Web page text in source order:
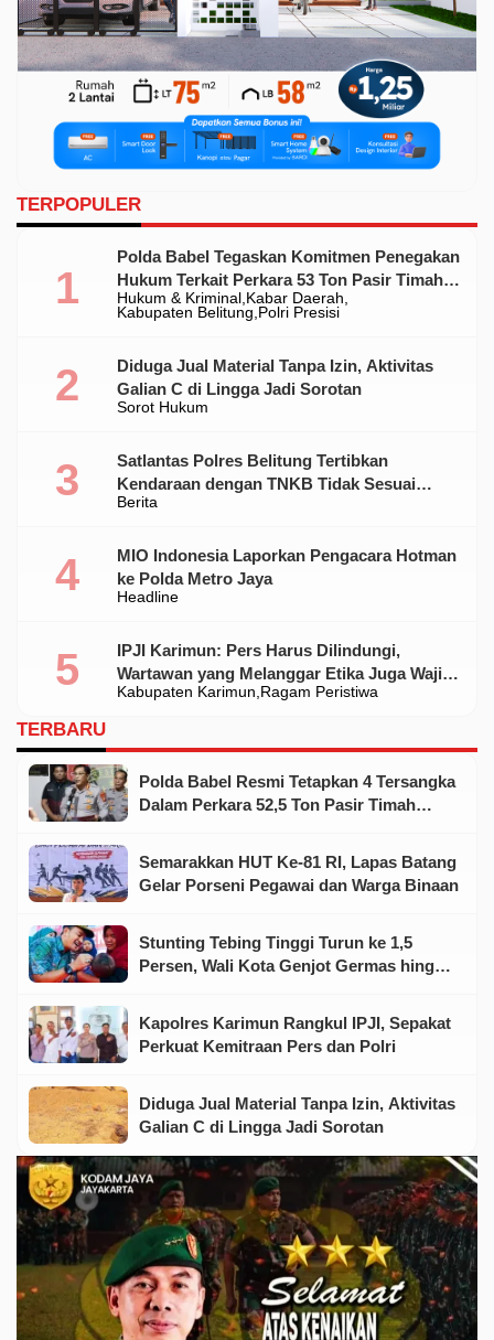
TERPOPULER
Hukum & Kriminal Kabar Daerah
Kabupaten Belitung Polri Presisi
Polda Babel Tegaskan Komitmen Penegakan
Hukum Terkait Perkara 53 Ton Pasir Timah
Ilegal Di Belitung
Sorot Hukum
Diduga Jual Material Tanpa Izin, Aktivitas
Galian C di Lingga Jadi Sorotan
Berita
Satlantas Polres Belitung Tertibkan
Kendaraan dengan TNKB Tidak Sesuai
Standar
Headline
MIO Indonesia Laporkan Pengacara Hotman
ke Polda Metro Jaya
Kabupaten Karimun Ragam Peristiwa
IPJI Karimun: Pers Harus Dilindungi,
Wartawan yang Melanggar Etika Juga Wajib
Dikoreksi
TERBARU
Polda Babel Resmi Tetapkan 4 Tersangka
Dalam Perkara 52,5 Ton Pasir Timah
Semarakkan HUT Ke-81 RI, Lapas Batang
Gelar Porseni Pegawai dan Warga Binaan
Stunting Tebing Tinggi Turun ke 1,5
Persen, Wali Kota Genjot Germas hingga
Kapolres Karimun Rangkul IPJI, Sepakat
Perkuat Kemitraan Pers dan Polri
Diduga Jual Material Tanpa Izin, Aktivitas
Galian C di Lingga Jadi Sorotan